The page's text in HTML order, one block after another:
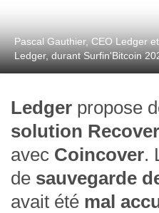
Pascal Gauthier, CEO Ledger
Ledger, durant Surfin'Bitcoin
Ledger propose
solution Recover
avec Coincover.
de sauvegarde
avait été mal